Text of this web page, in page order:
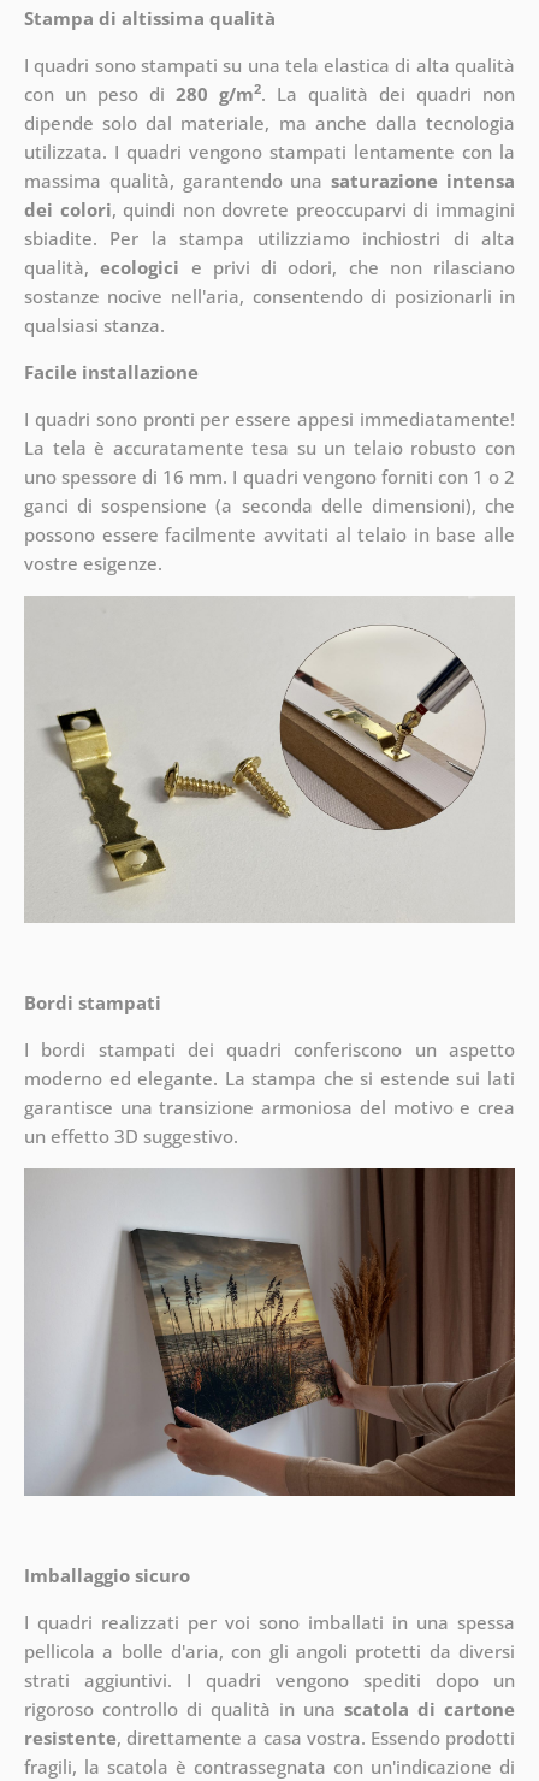
Stampa di altissima qualità
I quadri sono stampati su una tela elastica di alta qualità
con un peso di 280 g/m2. La qualità dei quadri non
dipende solo dal materiale, ma anche dalla tecnologia
utilizzata. I quadri vengono stampati lentamente con la
massima qualità, garantendo unasaturazione intensa
dei colori, quindi non dovrete preoccuparvi di immagini
sbiadite. Per la stampa utilizziamo inchiostri di alta
qualità,ecologici e privi di odori, che non rilasciano
sostanze nocive nell'aria, consentendo di posizionarli in
qualsiasi stanza.
Facile installazione
I quadri sono pronti per essere appesi immediatamente!
La tela è accuratamente tesa su un telaio robusto con
uno spessore di 16 mm. I quadri vengono forniti con 1 o 2
ganci di sospensione (a seconda delle dimensioni), che
possono essere facilmente avvitati al telaio in base alle
vostre esigenze.
Bordi stampati
I bordi stampati dei quadri conferiscono un aspetto
moderno ed elegante. La stampa che si estende sui lati
garantisce una transizione armoniosa del motivo e crea
un effetto 3D suggestivo.
Imballaggio sicuro
I quadri realizzati per voi sono imballati in una spessa
pellicola a bolle d'aria, con gli angoli protetti da diversi
strati aggiuntivi. I quadri vengono spediti dopo un
rigoroso controllo di qualità in unascatola di cartone
resistente, direttamente a casa vostra. Essendo prodotti
fragili, la scatola è contrassegnata con un'indicazione di